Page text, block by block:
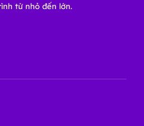
từ nhỏ đến lớn.